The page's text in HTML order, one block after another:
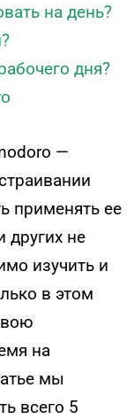
на день?
дня?
—
применять ее
не
изучить и
в этом
на
мы
всего 5